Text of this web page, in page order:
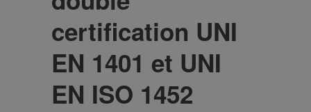
certification UNI
EN 1401 et UNI
EN ISO 1452